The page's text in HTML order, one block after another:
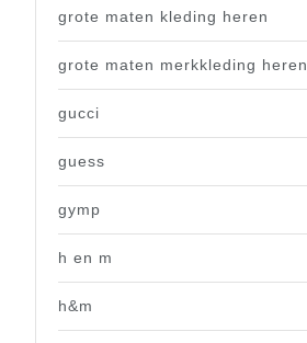
grote maten kleding heren
grote maten merkkleding heren
gucci
guess
gymp
h en m
h&m